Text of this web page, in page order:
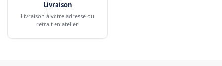
Livraison
Livraison à votre adresse ou
retrait en atelier.